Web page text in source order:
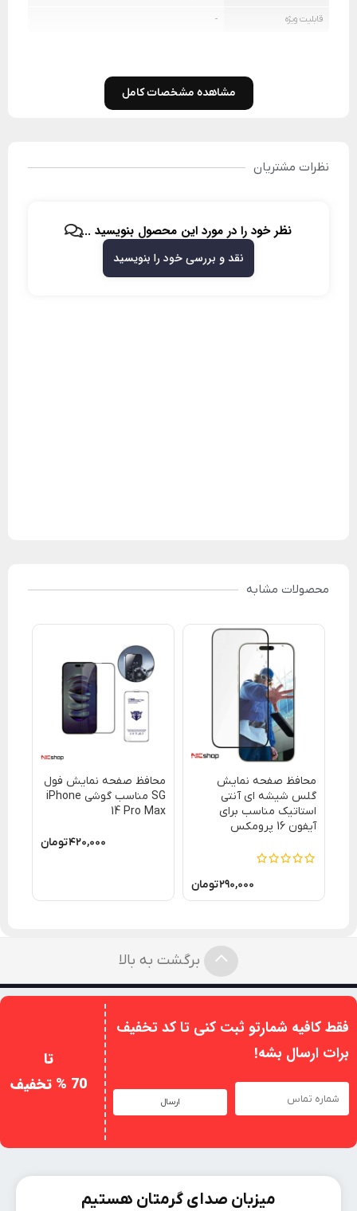
قابلیت ویژه -
مشاهده مشخصات کامل
نظرات مشتریان
نظر خود را در مورد این محصول بنویسید ...
نقد و بررسی خود را بنویسید
محصولات مشابه
محافظ صفحه نمایش
گلس شیشه ای آنتی
استاتیک مناسب برای
آیفون 16 پرومکس
۲۹۰,۰۰۰تومان
محافظ صفحه نمایش فول
SG مناسب گوشی iPhone
14 Pro Max
۴۲۰,۰۰۰تومان
برگشت به بالا
فقط کافیه شمارتو ثبت کنی تا کد تخفیف
برات ارسال بشه!
ارسال
تا
70 % تخفیف
میزبان صدای گرمتان هستیم